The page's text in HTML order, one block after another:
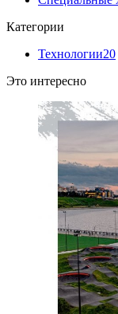
Категории
Технологии20
Это интересно